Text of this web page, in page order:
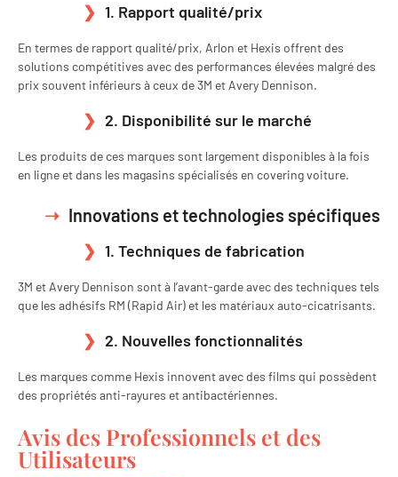
1. Rapport qualité/prix
En termes de rapport qualité/prix, Arlon et Hexis offrent des
solutions compétitives avec des performances élevées malgré des
prix souvent inférieurs à ceux de 3M et Avery Dennison.
2. Disponibilité sur le marché
Les produits de ces marques sont largement disponibles à la fois
en ligne et dans les magasins spécialisés en covering voiture.
Innovations et technologies spécifiques
1. Techniques de fabrication
3M et Avery Dennison sont à l’avant-garde avec des techniques tels
que les adhésifs RM (Rapid Air) et les matériaux auto-cicatrisants.
2. Nouvelles fonctionnalités
Les marques comme Hexis innovent avec des films qui possèdent
des propriétés anti-rayures et antibactériennes.
Avis des Professionnels et des
Utilisateurs